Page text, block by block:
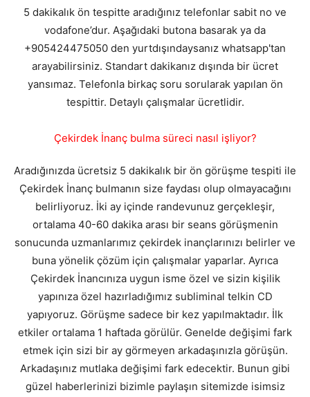
5 dakikalık ön tespitte aradığınız telefonlar sabit no ve
vodafone’dur. Aşağıdaki butona basarak ya da
+905424475050 den yurtdışındaysanız whatsapp'tan
arayabilirsiniz. Standart dakikanız dışında bir ücret
yansımaz. Telefonla birkaç soru sorularak yapılan ön
tespittir. Detaylı çalışmalar ücretlidir.
Çekirdek İnanç bulma süreci nasıl işliyor?
Aradığınızda ücretsiz 5 dakikalık bir ön görüşme tespiti ile
Çekirdek İnanç bulmanın size faydası olup olmayacağını
belirliyoruz. İki ay içinde randevunuz gerçekleşir,
ortalama 40-60 dakika arası bir seans görüşmenin
sonucunda uzmanlarımız çekirdek inançlarınızı belirler ve
buna yönelik çözüm için çalışmalar yaparlar. Ayrıca
Çekirdek İnancınıza uygun isme özel ve sizin kişilik
yapınıza özel hazırladığımız subliminal telkin CD
yapıyoruz. Görüşme sadece bir kez yapılmaktadır. İlk
etkiler ortalama 1 haftada görülür. Genelde değişimi fark
etmek için sizi bir ay görmeyen arkadaşınızla görüşün.
Arkadaşınız mutlaka değişimi fark edecektir. Bunun gibi
güzel haberlerinizi bizimle paylaşın sitemizde isimsiz